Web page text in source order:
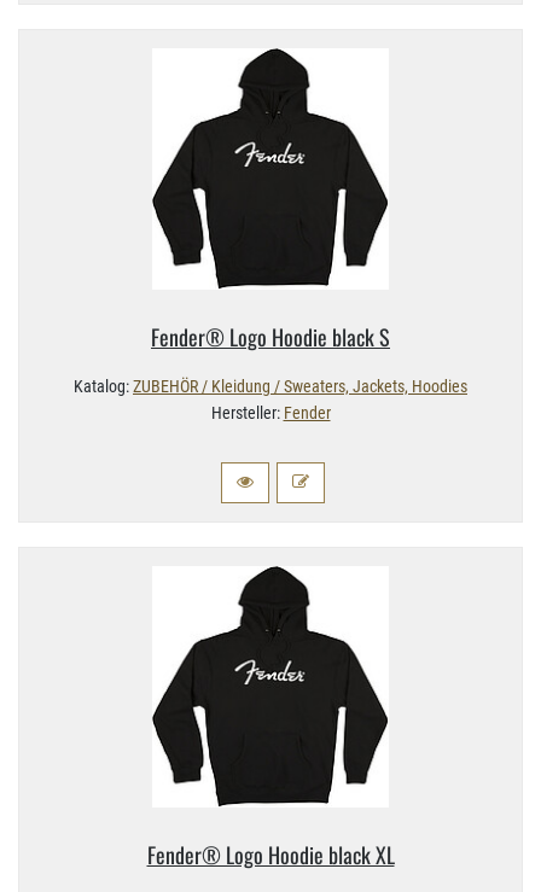
Fender® Logo Hoodie black S
Katalog:ZUBEHÖR / Kleidung / Sweaters, Jackets, Hoodies
Hersteller: Fender
Fender® Logo Hoodie black XL